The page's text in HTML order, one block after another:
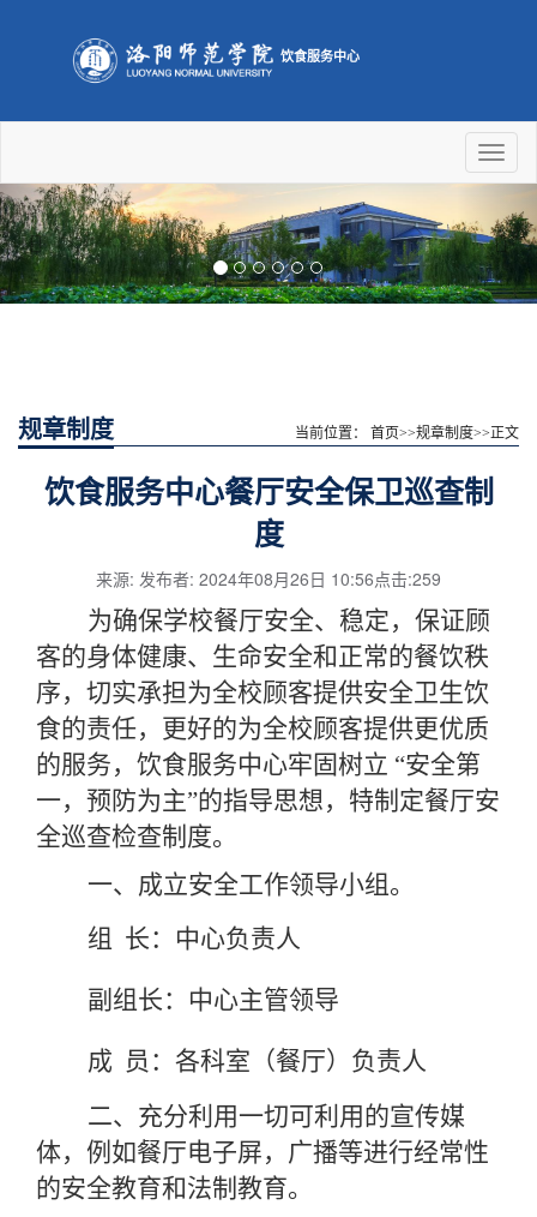
饮食服务中心
Previous
规章制度 当前位置： 首页>>规章制度>>正文
饮食服务中心餐厅安全保卫巡查制
度
来源: 发布者: 2024年08月26日 10:56点击:259
为确保学校餐厅安全、稳定，保证顾
客的身体健康、生命安全和正常的餐饮秩
序，切实承担为全校顾客提供安全卫生饮
食的责任，更好的为全校顾客提供更优质
的服务，饮食服务中心牢固树立 “安全第
一，预防为主”的指导思想，特制定餐厅安
全巡查检查制度。
一、成立安全工作领导小组。
组
长：中心负责人
副组长：中心主管领导
成 员：各科室（餐厅）负责人
二、充分利用一切可利用的宣传媒
体，例如餐厅电子屏，广播等进行经常性
的安全教育和法制教育。